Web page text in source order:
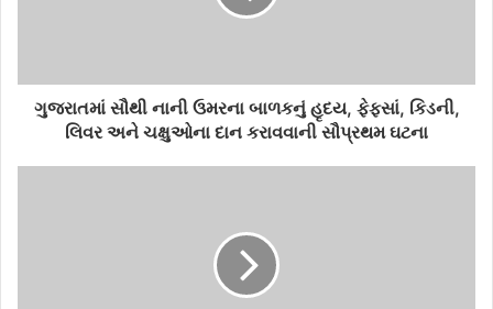
ગુજરાતમાં સૌથી નાની ઉમરના બાળકનું હૃદય, ફેફસાં, કિડની,
લિવર અને ચક્ષુઓના દાન કરાવવાની સૌપ્રથમ ઘટના